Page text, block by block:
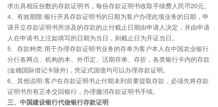
求出具相应份数的存款证明书，每份存款证明书收取手续费人民币20元。
4、有效期限:银行开具存款证明书的日期为客户办理此项业务的日期，申
请开立存款证明书所涉及的存款的止付截止日期由申请人决定，并由申请
人在申请书上注如填写的日期为当日，则截止日为开证当日。
5、存款种类:用于办理存款证明书业务的存单为客户本人在中国农业银行
分行各网点、机构的本、外币定、活期存单、存折，各类银行卡内的存款
(金穗国际借记卡除外)，凭证式国债均可以办理存款证明。
6、其他说明:客户在存款证明书止付期未到前要提取存款，必须先将存款
证明书所有正本交回银行，办理撤消存款证明书手续。
三、中国建设银行代做银行存款证明